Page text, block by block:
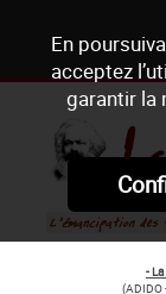
En
acceptez
garantir la
-
(ADIDO